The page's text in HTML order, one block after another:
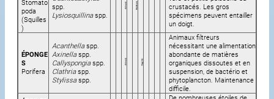
Stomato
poda
(Squilles
)
spp.
Lysiosquillinaspp.
crustacés. Les gros
spécimens peuvent entailler
un doigt.
ÉPONGE
S
Porifera
Acanthellaspp.
Axinellaspp.
Callyspongiaspp.
Clathriaspp.
Stylissaspp.
Animaux filtreurs
nécessitant une alimentation
abondante de matières
organiques dissoutes et en
suspension, de bactério et
phytoplancton. Maintenance
difficile.